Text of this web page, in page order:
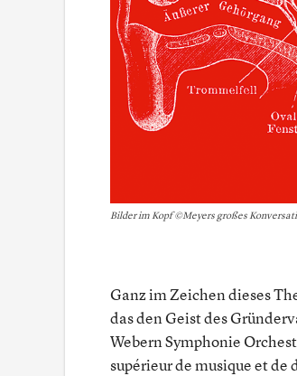
Bilder im Kopf ©Meyers großes
Ganz im Zeichen dieses
das den Geist des
Webern Symphonie
supérieur de musique et